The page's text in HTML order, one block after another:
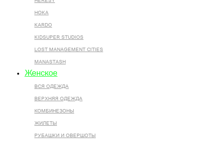
HOKA
KARDO
KIDSUPER STUDIOS
LOST MANAGEMENT CITIES
MANASTASH
Женское
ВСЯ ОДЕЖДА
ВЕРХНЯЯ ОДЕЖДА
КОМБИНЕЗОНЫ
ЖИЛЕТЫ
РУБАШКИ И ОВЕРШОТЫ